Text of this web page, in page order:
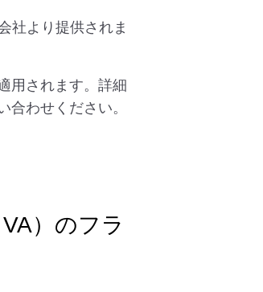
社より提供されま
用されます。詳細
合わせください。
）のフラ